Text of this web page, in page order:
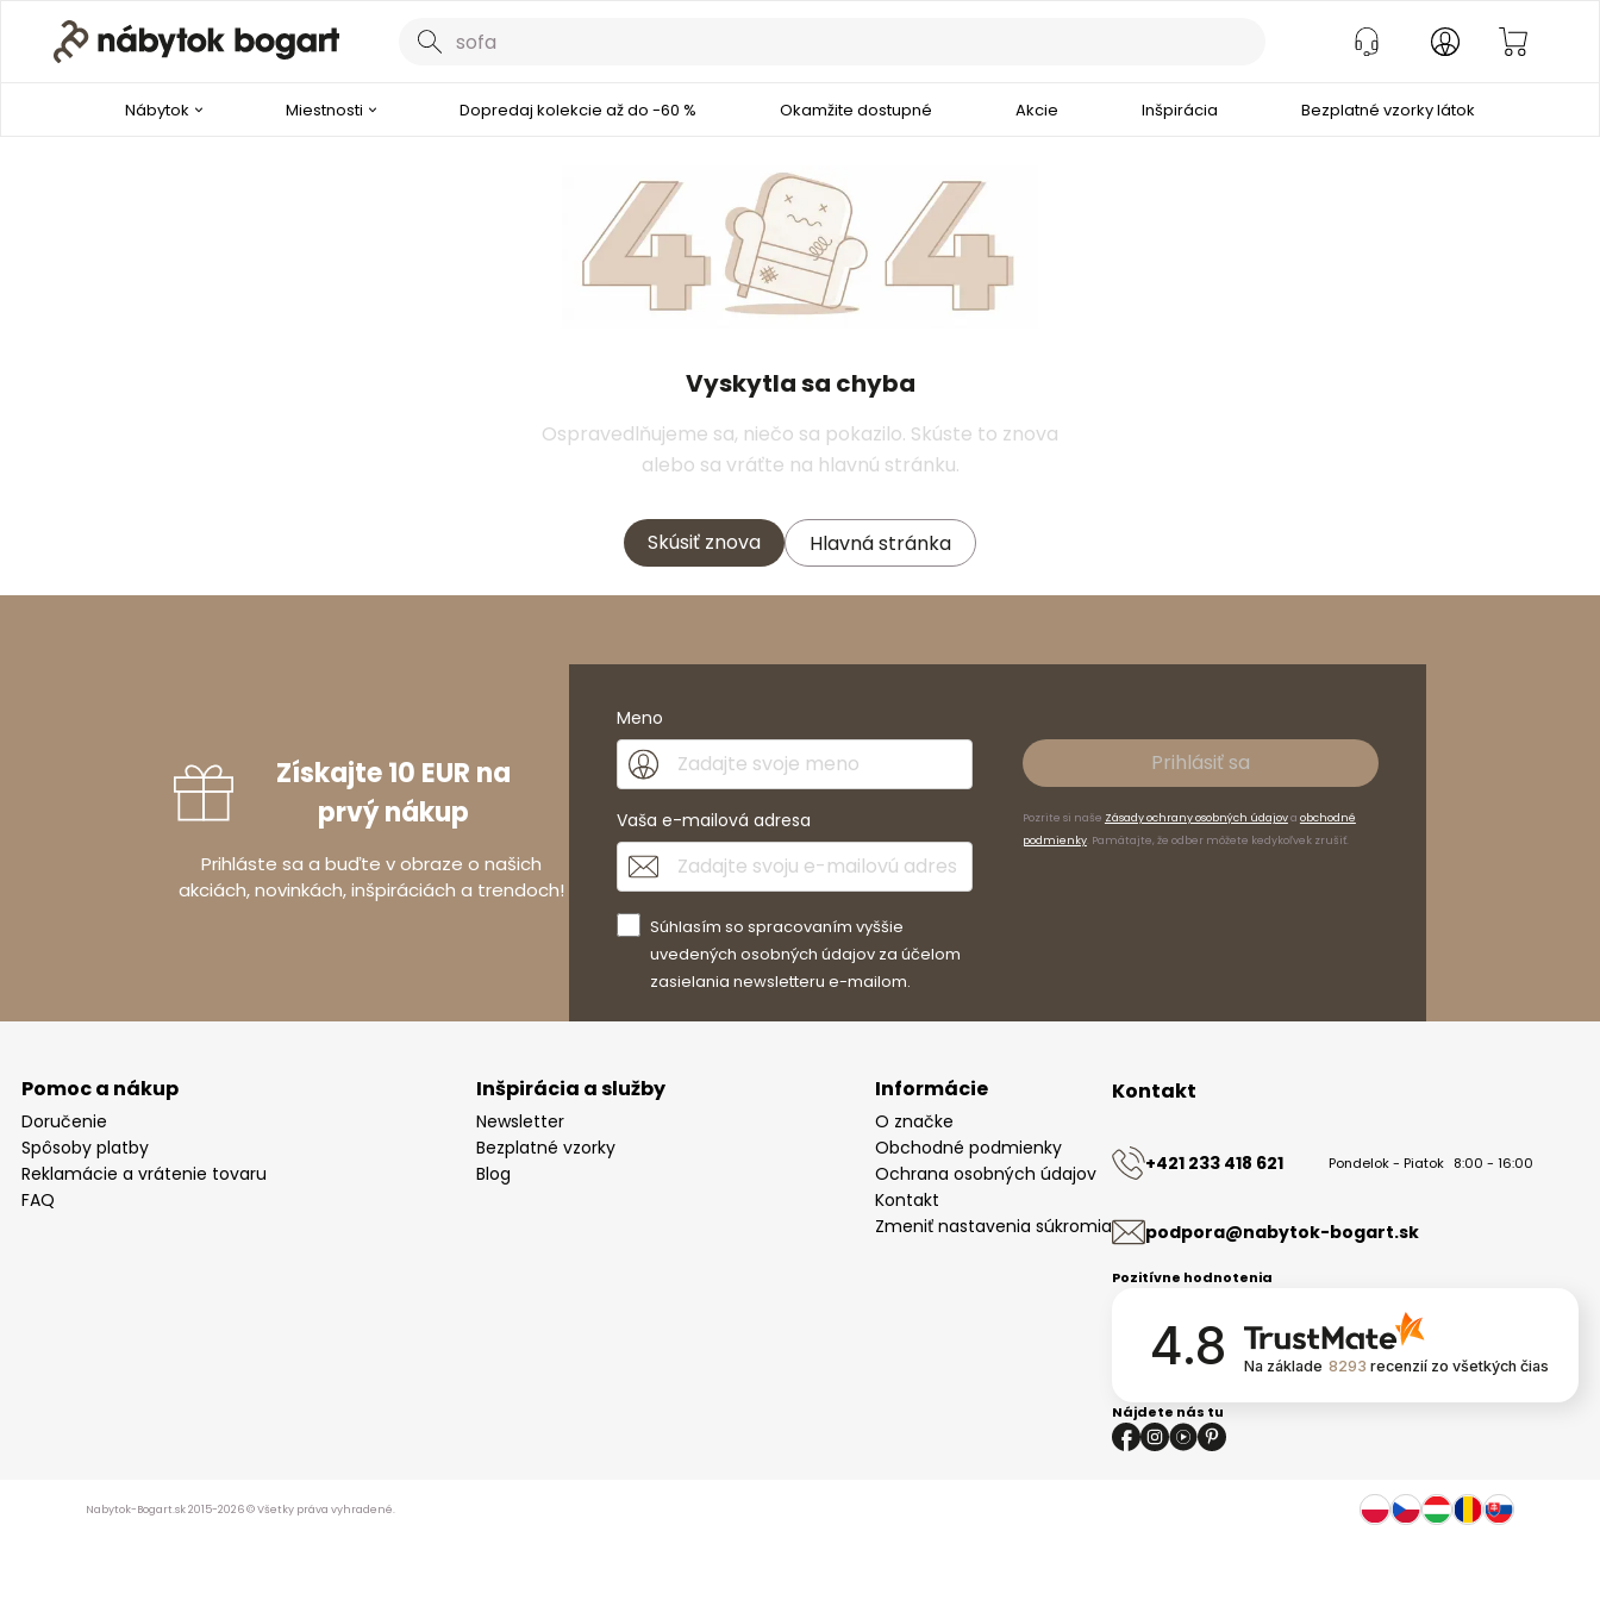
Nábytok Miestnosti Dopredaj kolekcie až do -60 % Okamžite dostupné Akcie Inšpirácia Bezplatné vzorky látok
Vyskytla sa chyba
Ospravedlňujeme sa, niečo sa pokazilo. Skúste to znova
alebo sa vráťte na hlavnú stránku.
Skúsiť znova Hlavná stránka
Získajte 10 EUR na
prvý nákup
Prihláste sa a buďte v obraze o našich
akciách, novinkách, inšpiráciách a trendoch!
Meno
Vaša e-mailová adresa
Súhlasím so spracovaním vyššie
uvedených osobných údajov za účelom
zasielania newsletteru e-mailom.
Prihlásiť sa
Pozrite si naše Zásady ochrany osobných údajova obchodné
podmienky. Pamätajte, že odber môžete kedykoľvek zrušiť.
Pomoc a nákup
Doručenie
Spôsoby platby
Reklamácie a vrátenie tovaru
FAQ
Inšpirácia a služby
Newsletter
Bezplatné vzorky
Blog
Informácie
O značke
Obchodné podmienky
Ochrana osobných údajov
Kontakt
Zmeniť nastavenia súkromia
Kontakt
+421 233 418 621 Pondelok - Piatok 8:00 - 16:00
podpora@nabytok-bogart.sk
Pozitívne hodnotenia
4.8 Na základe 8293 recenzií zo všetkých čias
Nájdete nás tu
Nabytok-Bogart.sk 2015-2026 © Všetky práva vyhradené.